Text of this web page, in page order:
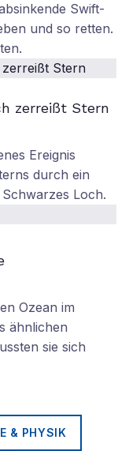
Swift-
und so retten.
zerreißt Stern
Ereignis
durch ein
Loch.
Ozean im
ähnlichen
sie sich
& PHYSIK